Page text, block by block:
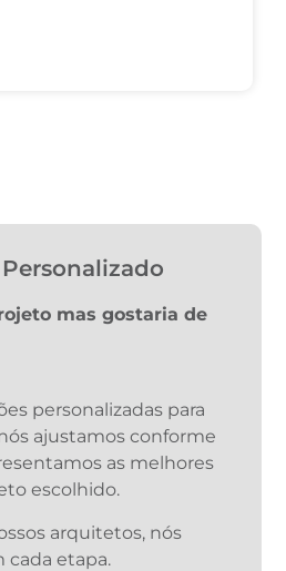
mas gostaria de
personalizadas para
ajustamos conforme
as melhores
escolhido.
arquitetos, nós
cada etapa.